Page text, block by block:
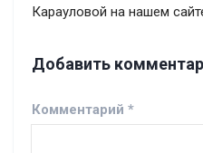
Карауловой на нашем
Добавить
Комментарий *